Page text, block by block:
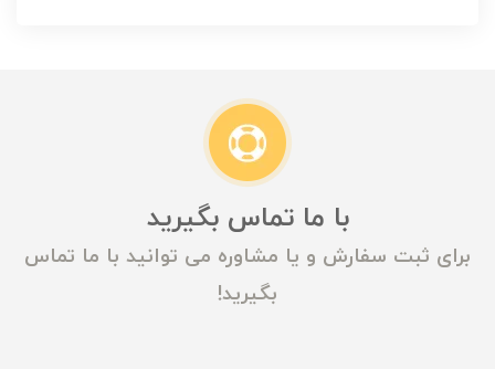
با ما تماس بگیرید
برای ثبت سفارش و یا مشاوره می توانید با ما تماس
بگیرید!